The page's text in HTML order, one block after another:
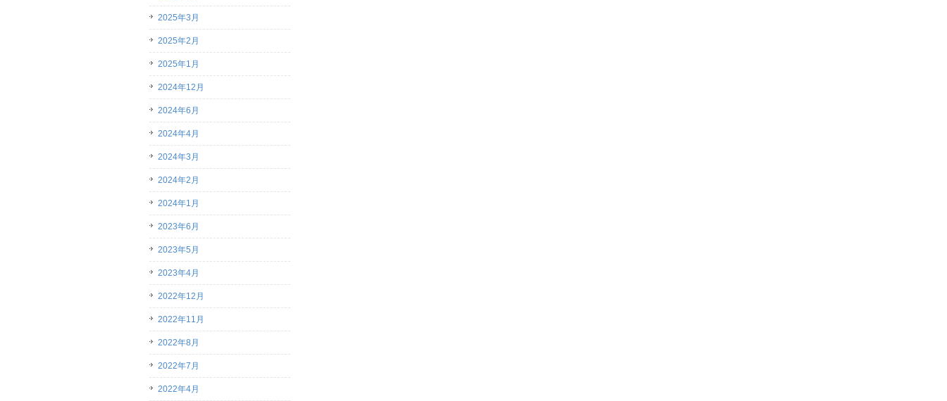
2025年3月
2025年2月
2025年1月
2024年12月
2024年6月
2024年4月
2024年3月
2024年2月
2024年1月
2023年6月
2023年5月
2023年4月
2022年12月
2022年11月
2022年8月
2022年7月
2022年4月